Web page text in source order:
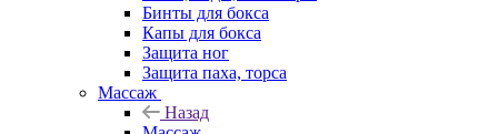
Бинты для бокса
Капы для бокса
Защита ног
Защита паха, торса
Массаж
Назад